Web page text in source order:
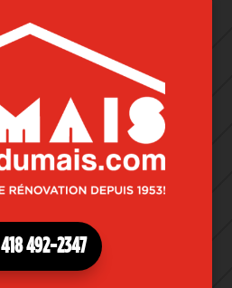
418 492-2347